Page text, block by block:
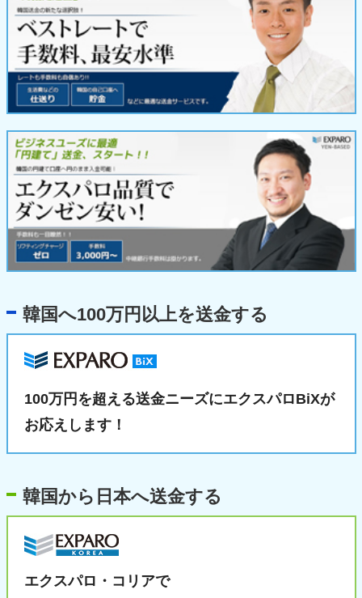
韓国へ100万円以上を送金する
100万円を超える送金ニーズにエクスパロBiXが
お応えします！
韓国から日本へ送金する
エクスパロ・コリアで